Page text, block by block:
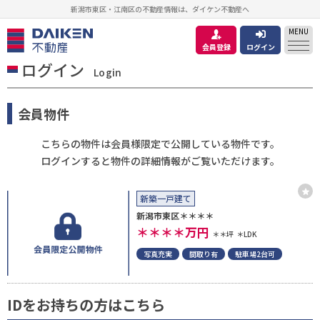
新潟市東区・江南区の不動産情報は、ダイケン不動産へ
会員登録 ログイン
MENU
ログイン Login
会員物件
こちらの物件は会員様限定で公開している物件です。
ログインすると物件の詳細情報がご覧いただけます。
新築一戸建て
新潟市東区＊＊＊＊
＊＊＊＊万円 ＊＊坪 ＊LDK
写真充実
間取り有 駐車場2台可
IDをお持ちの方はこちら